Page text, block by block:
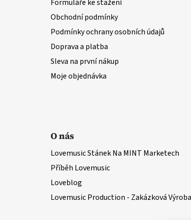
Formuláře ke stažení
Obchodní podmínky
Podmínky ochrany osobních údajů
Doprava a platba
Sleva na první nákup
Moje objednávka
O nás
Lovemusic Stánek Na MINT Marketech
Příběh Lovemusic
Loveblog
Lovemusic Production - Zakázková Výroba